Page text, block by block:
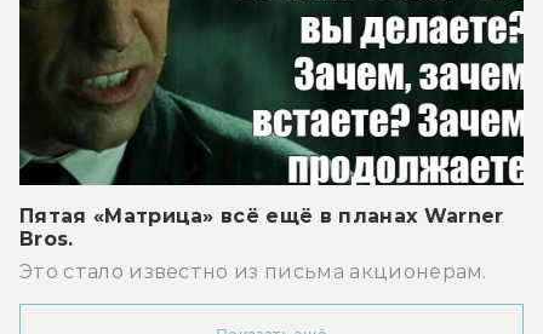
Пятая «Матрица» всё ещё в планах Warner
Bros.
Это стало известно из письма акционерам.